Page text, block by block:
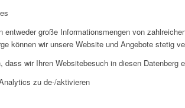
entweder große Informationsmengen von
können wir unsere Website und Angebote stetig
dass wir Ihren Websitebesuch in diesen
zu de-/aktivieren